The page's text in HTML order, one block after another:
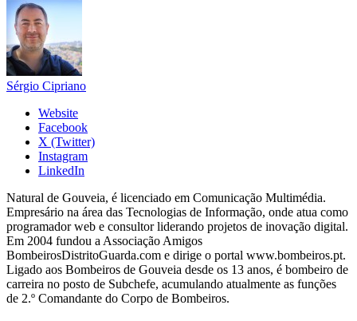
Sérgio Cipriano
Website
Facebook
X (Twitter)
Instagram
LinkedIn
Natural de Gouveia, é licenciado em Comunicação Multimédia.
Empresário na área das Tecnologias de Informação, onde atua como
programador web e consultor liderando projetos de inovação digital.
Em 2004 fundou a Associação Amigos
BombeirosDistritoGuarda.com e dirige o portal www.bombeiros.pt.
Ligado aos Bombeiros de Gouveia desde os 13 anos, é bombeiro de
carreira no posto de Subchefe, acumulando atualmente as funções
de 2.º Comandante do Corpo de Bombeiros.